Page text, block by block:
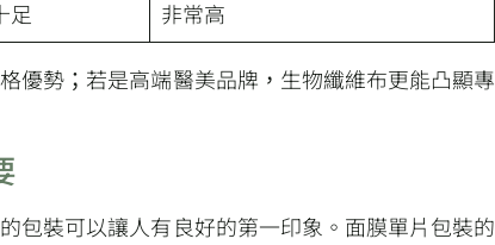
足 非常高
優勢；若是高端醫美品牌，生物纖維布更能凸顯專
包裝可以讓人有良好的第一印象。面膜單片包裝的